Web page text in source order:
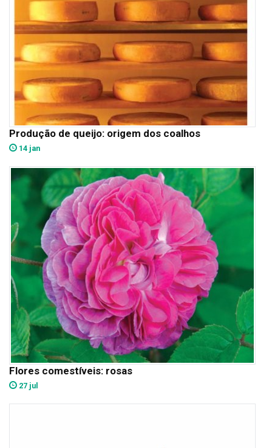
Produção de queijo: origem dos coalhos
14 jan
Flores comestíveis: rosas
27 jul